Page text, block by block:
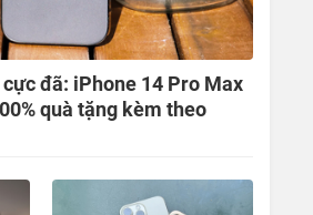
đã: iPhone 14 Pro Max
quà tặng kèm theo